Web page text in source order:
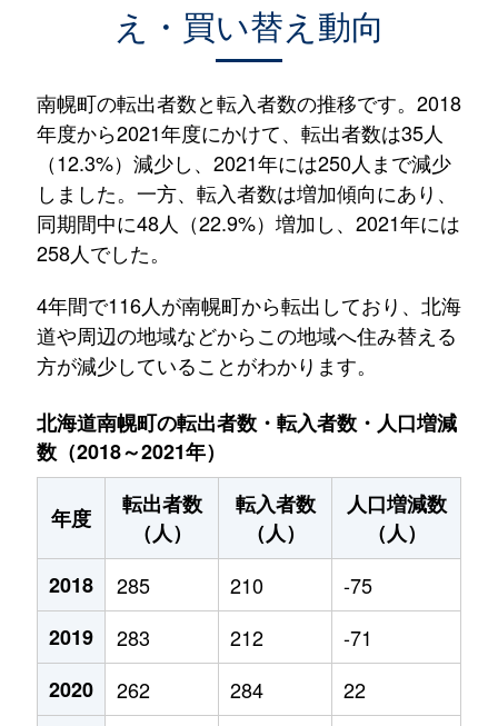
え・買い替え動向
南幌町の転出者数と転入者数の推移です。2018
年度から2021年度にかけて、転出者数は35人
（12.3%）減少し、2021年には250人まで減少
しました。一方、転入者数は増加傾向にあり、
同期間中に48人（22.9%）増加し、2021年には
258人でした。
4年間で116人が南幌町から転出しており、北海
道や周辺の地域などからこの地域へ住み替える
方が減少していることがわかります。
北海道南幌町の転出者数・転入者数・人口増減
数（2018～2021年）
年度
転出者数
（人）
転入者数
（人）
人口増減数
（人）
2018
285 210
-75
2019
283 212
-71
2020
262 284
22